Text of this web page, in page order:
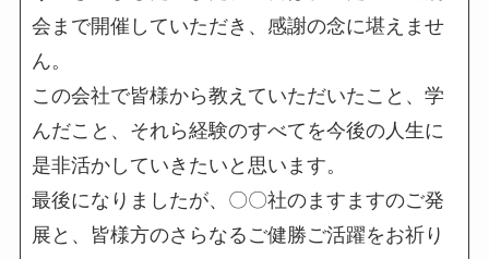
会まで開催していただき、感謝の念に堪えませ
ん。
この会社で皆様から教えていただいたこと、学
んだこと、それら経験のすべてを今後の人生に
是非活かしていきたいと思います。
最後になりましたが、〇〇社のますますのご発
展と、皆様方のさらなるご健勝ご活躍をお祈り